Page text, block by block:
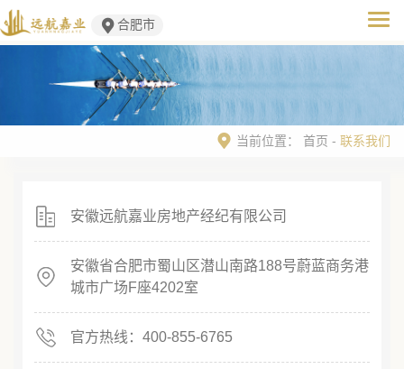
合肥市
当前位置： 首页 - 联系我们
安徽远航嘉业房地产经纪有限公司
安徽省合肥市蜀山区潜山南路188号蔚蓝商务港
城市广场F座4202室
官方热线：400-855-6765